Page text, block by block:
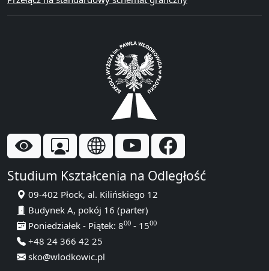
Studium Kształcenia na Odległość
09-402 Płock, al. Kilińskiego 12
Budynek A, pokój 16 (parter)
Poniedziałek - Piątek: 800 - 1500
+48 24 366 42 25
sko@wlodkowic.pl